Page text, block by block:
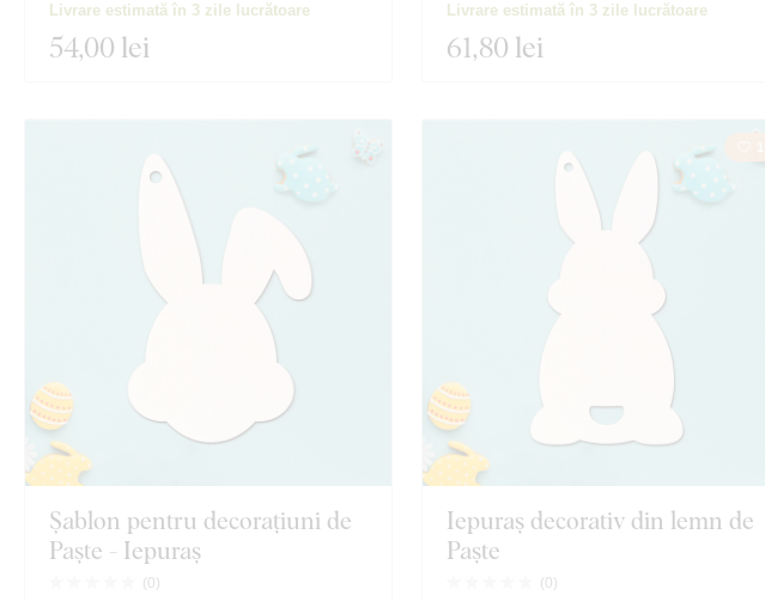
Livrare estimată în 3 zile lucrătoare
54,00 lei
Livrare estimată în 3 zile lucrătoare
61,80 lei
Șablon pentru decorațiuni de
Paște - Iepuraș
( 0)
Iepuraș decorativ din lemn de
Paște
( 0)